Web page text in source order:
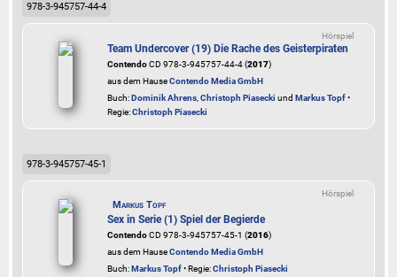
978-3-945757-44-4
Hörspiel
Team Undercover (19) Die Rache des Geisterpiraten
ContendoCD 978-3-945757-44-4 (2017)
aus dem HauseContendo Media GmbH
Buch:Dominik Ahrens Christoph Piasecki und Markus Topf•
Regie:Christoph Piasecki
978-3-945757-45-1
Hörspiel
Markus Topf
Sex in Serie (1) Spiel der Begierde
ContendoCD 978-3-945757-45-1 (2016)
aus dem HauseContendo Media GmbH
Buch:Markus Topf• Regie:Christoph Piasecki